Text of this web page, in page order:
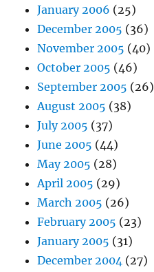
January 2006 (25)
December 2005 (36)
November 2005 (40)
October 2005 (46)
September 2005 (26)
August 2005 (38)
July 2005 (37)
June 2005 (44)
May 2005 (28)
April 2005 (29)
March 2005 (26)
February 2005 (23)
January 2005 (31)
December 2004 (27)